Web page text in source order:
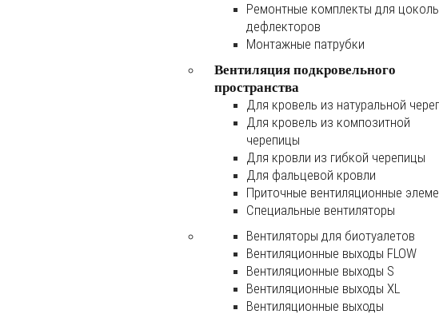
Ремонтные комплекты для
дефлекторов
Монтажные патрубки
Вентиляция подкровельного
пространства
Для кровель из натуральной
Для кровель из композитной
черепицы
Для кровли из гибкой черепицы
Для фальцевой кровли
Приточные вентиляционные
Специальные вентиляторы
Вентиляторы для биотуалетов
Вентиляционные выходы FLOW
Вентиляционные выходы S
Вентиляционные выходы XL
Вентиляционные выходы